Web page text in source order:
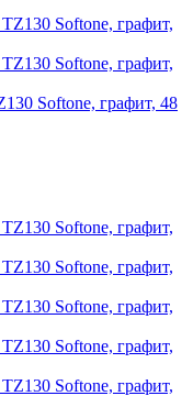
Softone, графит, 48